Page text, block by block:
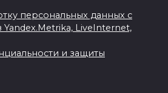
персональных данных с
LiveInternet,
и защиты